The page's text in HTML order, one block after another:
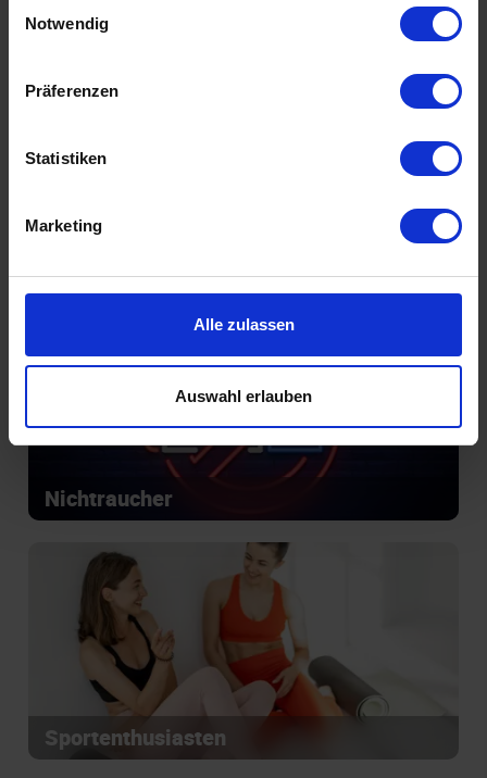
Notwendig
Präferenzen
Statistiken
Marketing
Alle zulassen
Auswahl erlauben
Füreinander bestimmt
Nichtraucher
Sportenthusiasten